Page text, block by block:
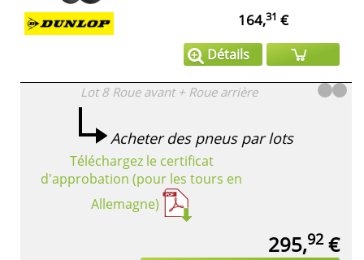
164,31 €
Détails
Lot 8 Roue avant + Roue arrière
Acheter des pneus par lots
Téléchargez le certificat
d'approbation (pour les tours en
Allemagne)
295,92 €